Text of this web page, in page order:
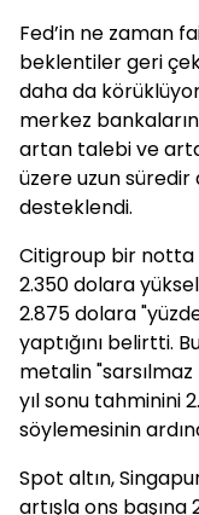
Fed’in ne zaman
beklentiler geri
daha da
merkez
artan talebi ve
üzere uzun
desteklendi.
Citigroup bir notta
2.350 dolara
2.875 dolara
yaptığını belirtti.
metalin
yıl sonu tahminini
söylemesinin
Spot altın,
artışla ons başına